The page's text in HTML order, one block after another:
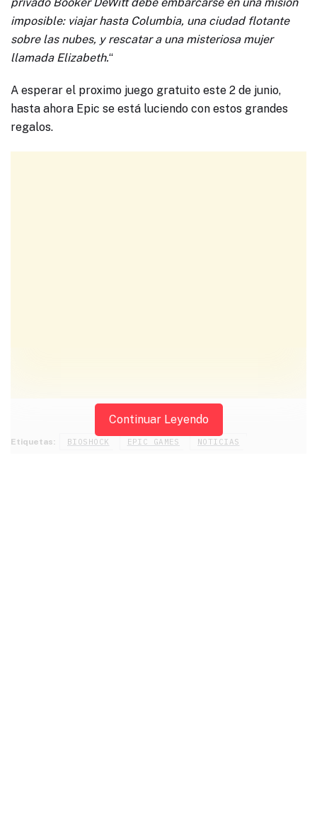
imposible: viajar hasta Columbia, una ciudad flotante
sobre las nubes, y rescatar a una misteriosa mujer
llamada Elizabeth.“
A esperar el proximo juego gratuito este 2 de junio,
hasta ahora Epic se está luciendo con estos grandes
regalos.
Continuar Leyendo
Etiquetas: BIOSHOCK EPIC GAMES NOTICIAS